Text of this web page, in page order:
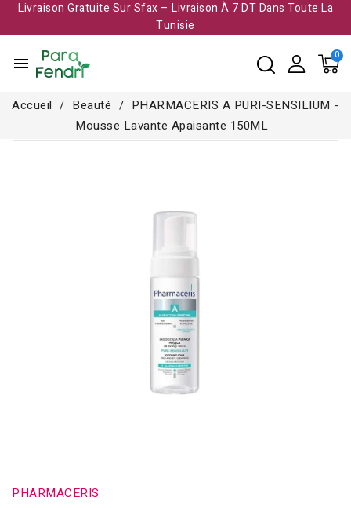
Livraison Gratuite Sur Sfax – Livraison À 7 DT Dans Toute La
Tunisie​
menu
Accueil Beauté
PHARMACERIS A PURI-SENSILIUM -
Mousse Lavante Apaisante 150ML
PHARMACERIS